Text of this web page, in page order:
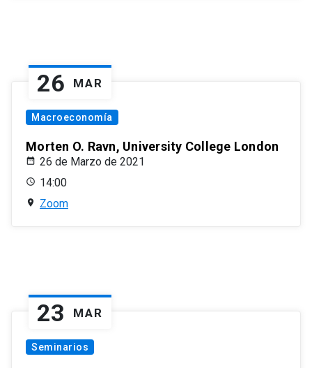
26 MAR
Macroeconomía
Morten O. Ravn, University College London
26 de Marzo de 2021
14:00
Zoom
23 MAR
Seminarios